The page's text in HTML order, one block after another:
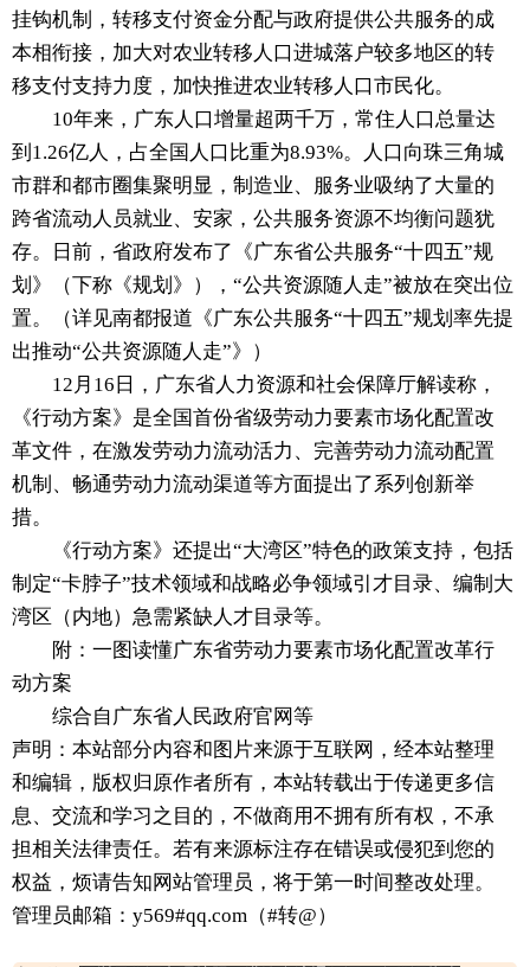
挂钩机制，转移支付资金分配与政府提供公共服务的成
本相衔接，加大对农业转移人口进城落户较多地区的转
移支付支持力度，加快推进农业转移人口市民化。
10年来，广东人口增量超两千万，常住人口总量达
到1.26亿人，占全国人口比重为8.93%。人口向珠三角城
市群和都市圈集聚明显，制造业、服务业吸纳了大量的
跨省流动人员就业、安家，公共服务资源不均衡问题犹
存。日前，省政府发布了《广东省公共服务“十四五”规
划》（下称《规划》），“公共资源随人走”被放在突出位
置。（详见南都报道《广东公共服务“十四五”规划率先提
出推动“公共资源随人走”》）
12月16日，广东省人力资源和社会保障厅解读称，
《行动方案》是全国首份省级劳动力要素市场化配置改
革文件，在激发劳动力流动活力、完善劳动力流动配置
机制、畅通劳动力流动渠道等方面提出了系列创新举
措。
《行动方案》还提出“大湾区”特色的政策支持，包括
制定“卡脖子”技术领域和战略必争领域引才目录、编制大
湾区（内地）急需紧缺人才目录等。
附：一图读懂广东省劳动力要素市场化配置改革行
动方案
综合自广东省人民政府官网等
声明：本站部分内容和图片来源于互联网，经本站整理
和编辑，版权归原作者所有，本站转载出于传递更多信
息、交流和学习之目的，不做商用不拥有所有权，不承
担相关法律责任。若有来源标注存在错误或侵犯到您的
权益，烦请告知网站管理员，将于第一时间整改处理。
管理员邮箱：y569#qq.com（#转@）